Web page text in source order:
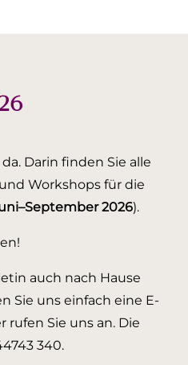
Darin finden Sie alle
Workshops für die
2026).
auch nach Hause
Sie uns einfach eine E-
rufen Sie uns an. Die
340.